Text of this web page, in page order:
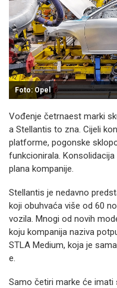
Foto: Opel
Vođenje četrnaest marki
a Stellantis to zna. Cijeli
platforme, pogonske
funkcionirala.
plana kompanije.
Stellantis je nedavno
koji obuhvaća više od 60
vozila. Mnogi od novih
koju kompanija naziva
STLA Medium, koja je
e.
Samo četiri marke će imati